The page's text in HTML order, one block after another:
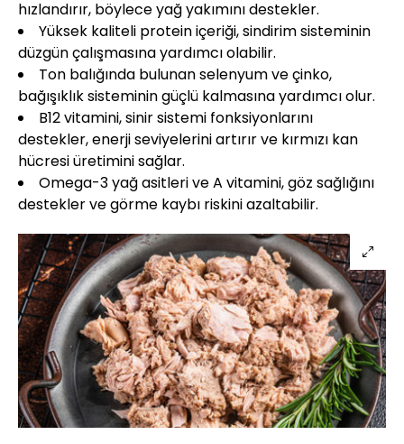
hızlandırır, böylece yağ yakımını destekler.
Yüksek kaliteli protein içeriği, sindirim sisteminin
düzgün çalışmasına yardımcı olabilir.
Ton balığında bulunan selenyum ve çinko,
bağışıklık sisteminin güçlü kalmasına yardımcı olur.
B12 vitamini, sinir sistemi fonksiyonlarını
destekler, enerji seviyelerini artırır ve kırmızı kan
hücresi üretimini sağlar.
Omega-3 yağ asitleri ve A vitamini, göz sağlığını
destekler ve görme kaybı riskini azaltabilir.